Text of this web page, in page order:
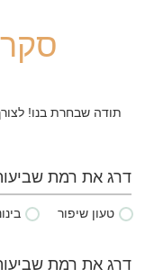
סקר
תודה שבחרת בנו!
דרג את רמת
טעון שיפור
דרג את רמת